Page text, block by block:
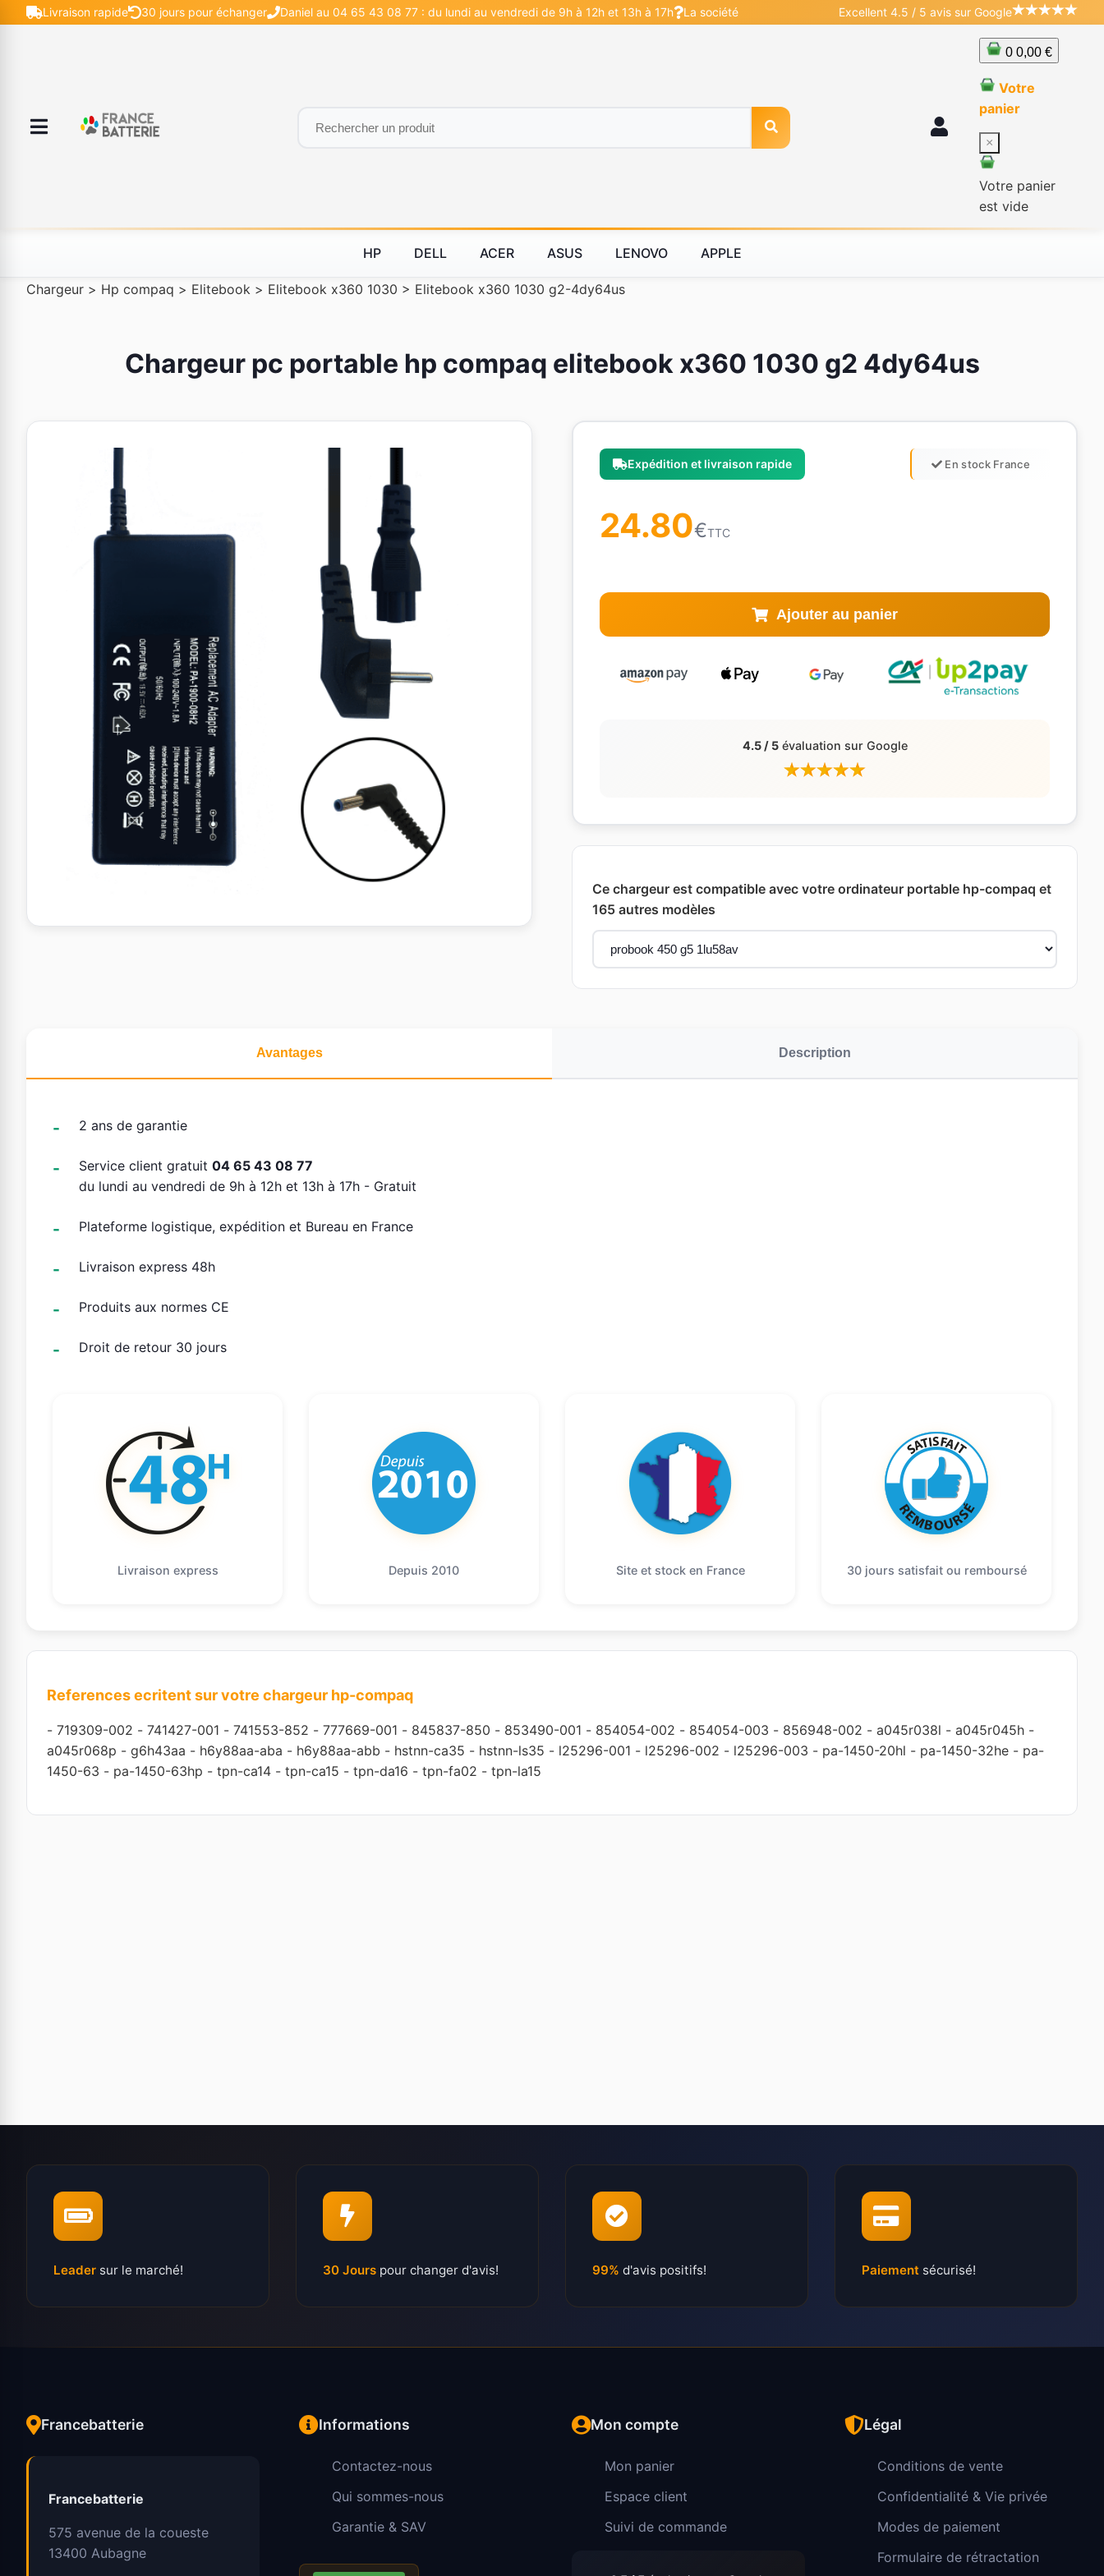
Livraison rapide 30 jours pour échanger Daniel au 04 65 43 08 77 : du lundi au vendredi de 9h à 12h et 13h à 17h La société Excellent 4.5 / 5 avis sur Google
0 0,00 €
Votre
panier
×
Votre panier
est vide
HP DELL ACER ASUS LENOVO APPLE
Chargeur > Hp compaq > Elitebook > Elitebook x360 1030 > Elitebook x360 1030 g2-4dy64us
Chargeur pc portable hp compaq elitebook x360 1030 g2 4dy64us
Expédition et livraison rapide En stock France
24.80€TTC
Ajouter au panier
4.5 / 5évaluation sur Google
Ce chargeur est compatible avec votre ordinateur portable hp-compaq et
165 autres modèles
Avantages Description
2 ans de garantie
Service client gratuit 04 65 43 08 77
du lundi au vendredi de 9h à 12h et 13h à 17h - Gratuit
Plateforme logistique, expédition et Bureau en France
Livraison express 48h
Produits aux normes CE
Droit de retour 30 jours
Livraison express Depuis 2010 Site et stock en France 30 jours satisfait ou remboursé
References ecritent sur votre chargeur hp-compaq
- 719309-002 - 741427-001 - 741553-852 - 777669-001 - 845837-850 - 853490-001 - 854054-002 - 854054-003 - 856948-002 - a045r038l - a045r045h -
a045r068p - g6h43aa - h6y88aa-aba - h6y88aa-abb - hstnn-ca35 - hstnn-ls35 - l25296-001 - l25296-002 - l25296-003 - pa-1450-20hl - pa-1450-32he - pa-
1450-63 - pa-1450-63hp - tpn-ca14 - tpn-ca15 - tpn-da16 - tpn-fa02 - tpn-la15
Leader sur le marché! 30 Jours pour changer d'avis! 99% d'avis positifs! Paiement sécurisé!
Francebatterie
Francebatterie
575 avenue de la coueste
13400 Aubagne
Informations
Contactez-nous
Qui sommes-nous
Garantie & SAV
Mon compte
Mon panier
Espace client
Suivi de commande
Légal
Conditions de vente
Confidentialité & Vie privée
Modes de paiement
Formulaire de rétractation